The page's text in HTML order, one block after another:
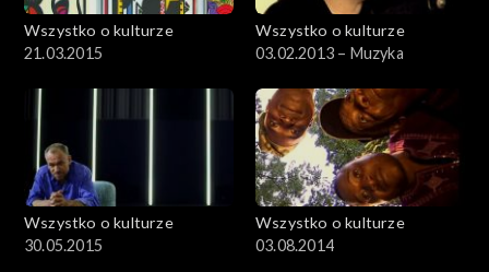
Wszystko o kulturze
21.03.2015
Wszystko o kulturze
03.02.2013 – Muzyka
Wszystko o kulturze
30.05.2015
Wszystko o kulturze
03.08.2014